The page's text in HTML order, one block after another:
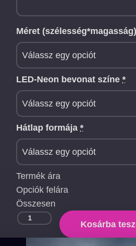
Méret (szélesség*magasság)
LED-Neon bevonat színe *
Hátlap formája *
Termék ára
Opciók felára
Összesen
Kosárba